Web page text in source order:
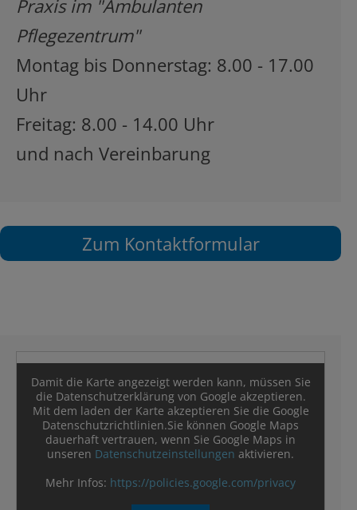
Praxis im "Ambulanten
Pflegezentrum"
Montag bis Donnerstag: 8.00 - 17.00
Uhr
Freitag: 8.00 - 14.00 Uhr
und nach Vereinbarung
Zum Kontaktformular
Damit die Karte angezeigt werden kann, müssen Sie
die Datenschutzerklärung von Google akzeptieren.
Mit dem laden der Karte akzeptieren Sie die Google
Datenschutzrichtlinien.Sie können Google Maps
dauerhaft vertrauen, wenn Sie Google Maps in
unseren Datenschutzeinstellungen aktivieren.
Mehr Infos: https://policies.google.com/privacy